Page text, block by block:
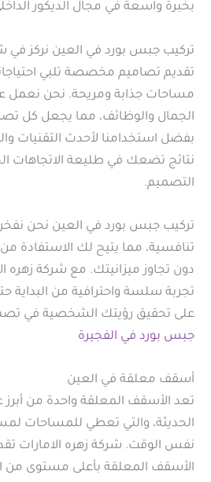
بخبرة واسعة في مجال الديكور
تركيب جبس بورد في العين نركز في
تقديم تصاميم مخصصة تلبي
مساحات جذابة ومريحة. نحن نعمل
الجمال والوظائف، مما يجعل كل
بفضل استخدامنا لأحدث التقنيات
نتائج تضعك في طليعة الاتجاهات
التصميم.
تركيب جبس بورد في العين نحن نفخر
تنافسية، مما يتيح لك الاستفادة من
دون تجاوز ميزانيتك. مع شركة زهره
تجربة سلسة واحترافية من البداية
على تحقيق رؤيتك الشخصية في
جبس بورد في الفجيرة
أسقف معلقة في العين
تعد الأسقف المعلقة واحدة من أبرز
الحديثة، والتي تعطي للمساحات
نفس الوقت. شركة زهره الامارات
الأسقف المعلقة بأعلى مستوى من